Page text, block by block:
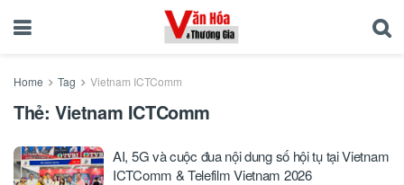
Home Tag Vietnam ICTComm
Thẻ: Vietnam ICTComm
AI, 5G và cuộc đua nội dung số hội tụ tại Vietnam
ICTComm & Telefilm Vietnam 2026